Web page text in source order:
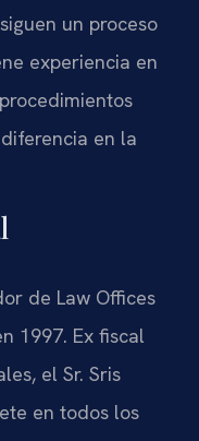
un proceso
experiencia en
en la
de Law Offices
1997. Ex fiscal
el Sr. Sris
en todos los